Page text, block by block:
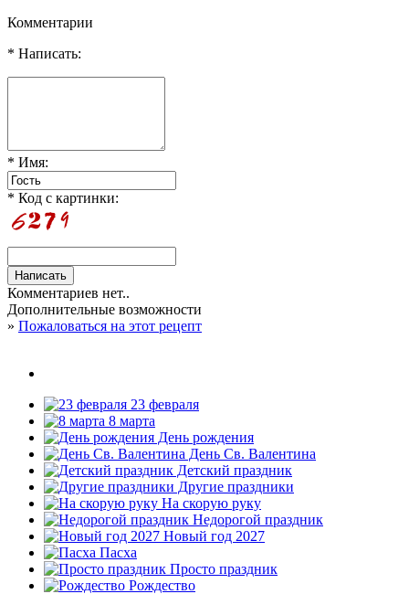
Комментарии
* Написать:
* Имя:
* Код с картинки:
Комментариев нет..
Дополнительные возможности
» Пожаловаться на этот рецепт
23 февраля
8 марта
День рождения
День Св. Валентина
Детский праздник
Другие праздники
На скорую руку
Недорогой праздник
Новый год 2027
Пасха
Просто праздник
Рождество